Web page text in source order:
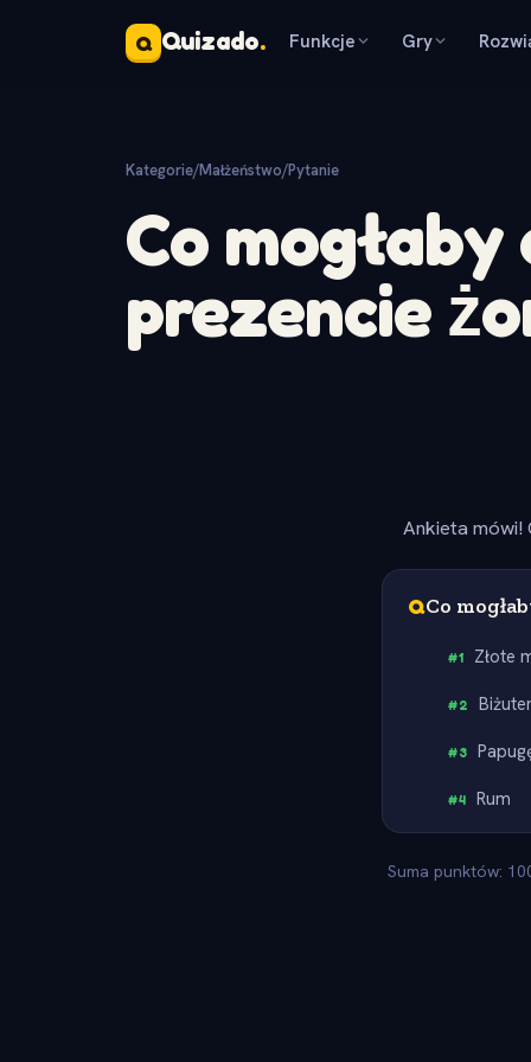
Q Quizado. Funkcje Gry
Kategorie/Małżeństwo/Pytanie
Co
prezencie
Ankieta mówi!
QCo
#1 Złote
#2
#3
#4 Rum
Suma punktów: